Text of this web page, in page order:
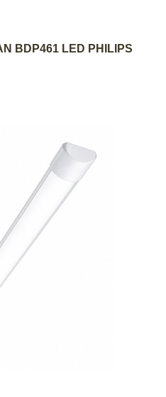
AL CARRITO
BDP461 LED PHILIPS